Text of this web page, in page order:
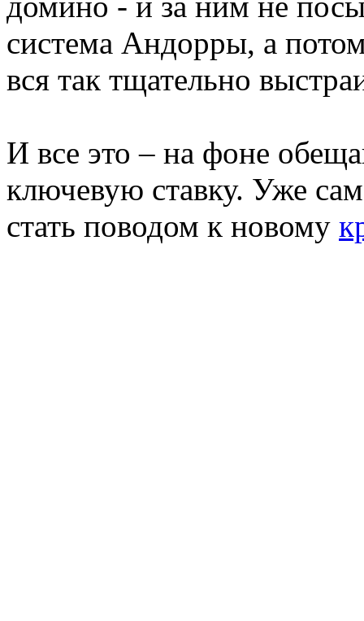
система Андорры, а
вся так тщательно
И все это – на фоне
ключевую ставку. Уже
стать поводом к новому